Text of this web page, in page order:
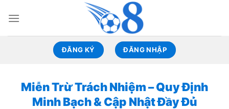
ĐĂNG KÝ ĐĂNG NHẬP
Miễn Trừ Trách Nhiệm – Quy Định
Minh Bạch & Cập Nhật Đầy Đủ